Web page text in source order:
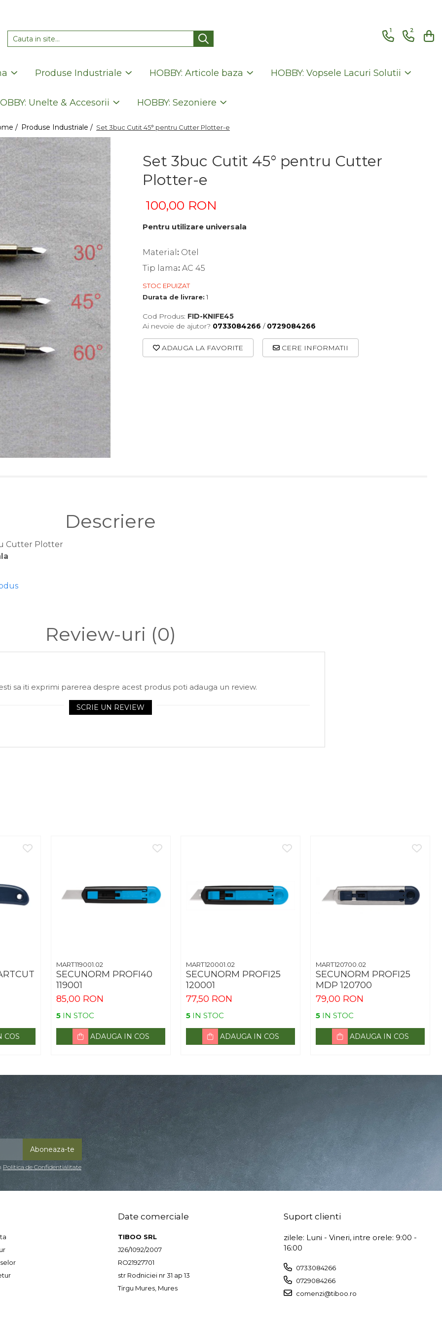
1 2
Produse Industriale HOBBY: Articole baza HOBBY: Vopsele Lacuri Solutii
Unelte & Accesorii HOBBY: Sezoniere
/ Produse Industriale / Set 3buc Cutit 45° pentru Cutter Plotter-e
Set 3buc Cutit 45° pentru Cutter
Plotter-e
100,00 RON
Pentru utilizare universala
Material : Otel
Tip lama: AC 45
STOC EPUIZAT
Durata de livrare: 1
Cod Produs: FID-KNIFE45
Ai nevoie de ajutor? 0733084266 / 0729084266
ADAUGA LA FAVORITE CERE INFORMATII
Descriere
Cutter Plotter
Review-uri (0)
sa iti exprimi parerea despre acest produs poti adauga un review.
SCRIE UN REVIEW
COS
MART119001.02
SECUNORM PROFI40
119001
85,00 RON
5 IN STOC
ADAUGA IN COS
MART120001.02
SECUNORM PROFI25
120001
77,50 RON
5 IN STOC
ADAUGA IN COS
MART120700.02
SECUNORM PROFI25
MDP 120700
79,00 RON
5 IN STOC
ADAUGA IN COS
Politica de Confidentialitate
Date comerciale
TIBOO SRL
J26/1092/2007
RO21927701
str Rodniciei nr 31 ap 13
Tirgu Mures, Mures
Suport clienti
zilele: Luni - Vineri, intre orele: 9:00 -
16:00
0733084266
0729084266
comenzi@tiboo.ro